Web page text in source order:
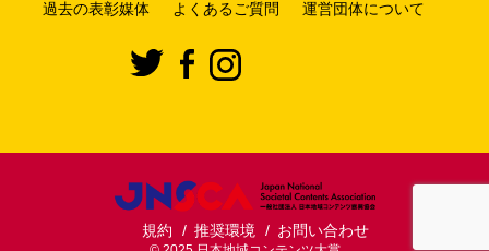
過去の表彰媒体 よくあるご質問 運営団体について
規約 推奨環境 お問い合わせ